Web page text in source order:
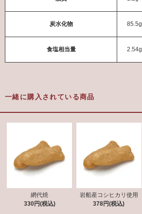
炭水化物 85.5g
食塩相当量 2.54g
一緒に購入されている商品
網代焼
330円(税込)
岩船産コシヒカリ使用
378円(税込)